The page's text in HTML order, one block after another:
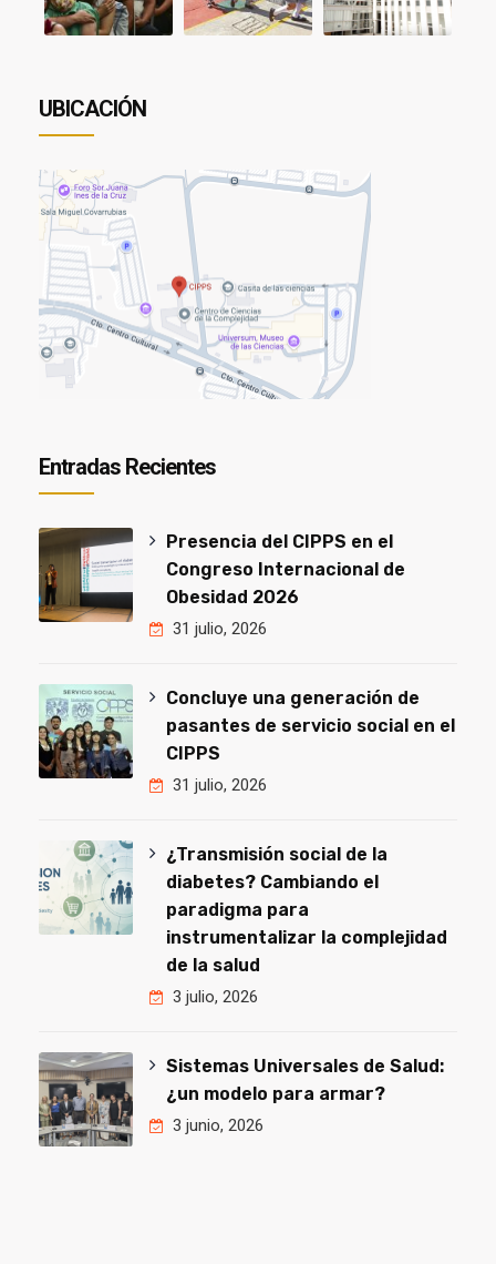
UBICACIÓN
Entradas Recientes
Presencia del CIPPS en el
Congreso Internacional de
Obesidad 2026
31 julio, 2026
Concluye una generación de
pasantes de servicio social en el
CIPPS
31 julio, 2026
¿Transmisión social de la
diabetes? Cambiando el
paradigma para
instrumentalizar la complejidad
de la salud
3 julio, 2026
Sistemas Universales de Salud:
¿un modelo para armar?
3 junio, 2026